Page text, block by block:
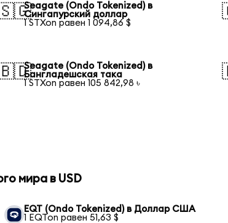
Seagate (Ondo Tokenized) в
Сингапурский доллар
1 STXon равен 1 094,86 $
Seagate (Ondo Tokenized) в
Бангладешская така
1 STXon равен 105 842,98 ৳
мира в USD
EQT (Ondo Tokenized) в Доллар США
1 EQTon равен 51,63 $